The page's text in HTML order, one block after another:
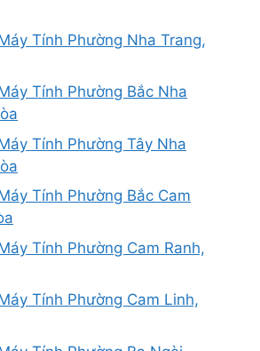
Tính Phường Nha Trang,
Tính Phường Bắc Nha
Tính Phường Tây Nha
Tính Phường Bắc Cam
Tính Phường Cam Ranh,
Tính Phường Cam Linh,